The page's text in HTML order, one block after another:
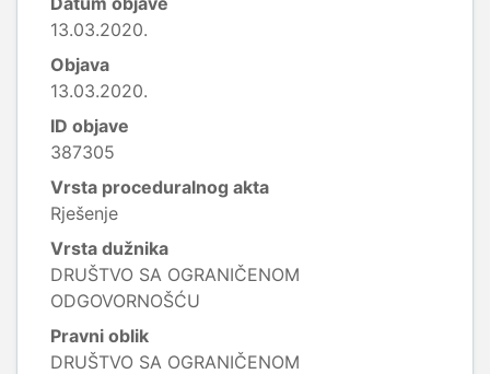
13.03.2020.
Objava
13.03.2020.
ID objave
387305
Vrsta proceduralnog akta
Rješenje
Vrsta dužnika
DRUŠTVO SA OGRANIČENOM
ODGOVORNOŠĆU
Pravni oblik
DRUŠTVO SA OGRANIČENOM